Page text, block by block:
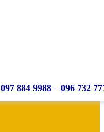
097 884 9988 – 096 732